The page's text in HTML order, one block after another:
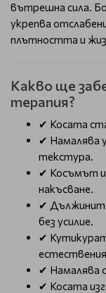
вътрешна сила.
укрепва
плътността и
Какво ще
терапия?
✔ Косата
✔ Намалява
текстура.
✔ Косъмът
накъсване.
✔
без усилие.
✔
✔ Намалява
✔ Косата